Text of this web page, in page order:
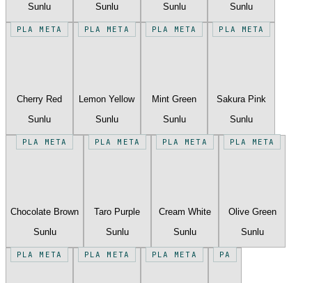
Sunlu
Sunlu
Sunlu
Sunlu
PLA META
Cherry Red
Sunlu
PLA META
Lemon Yellow
Sunlu
PLA META
Mint Green
Sunlu
PLA META
Sakura Pink
Sunlu
PLA META
Chocolate Brown
Sunlu
PLA META
Taro Purple
Sunlu
PLA META
Cream White
Sunlu
PLA META
Olive Green
Sunlu
PLA META PLA META PLA META PA